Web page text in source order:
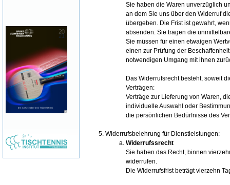
Sie haben die Waren unverzüglich
an dem Sie uns über den Widerruf
übergeben. Die Frist ist gewahrt,
absenden. Sie tragen die
Sie müssen für einen etwaigen
einen zur Prüfung der
notwendigen Umgang mit ihnen
Das Widerrufsrecht besteht, soweit
Verträgen:
Verträge zur Lieferung von Waren,
individuelle Auswahl oder
die persönlichen Bedürfnisse des
Widerrufsbelehrung für Dienstleistungen:
Widerrufssrecht
Sie haben das Recht, binnen
widerrufen.
Die Widerrufsfrist beträgt vierzehn